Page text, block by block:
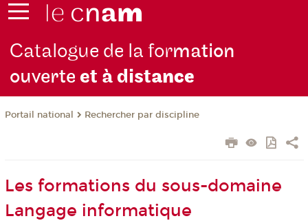
Catalogue de la formation
ouverteet à distance
Portail national Rechercher par discipline
Les formations du sous-domaine
Langage informatique